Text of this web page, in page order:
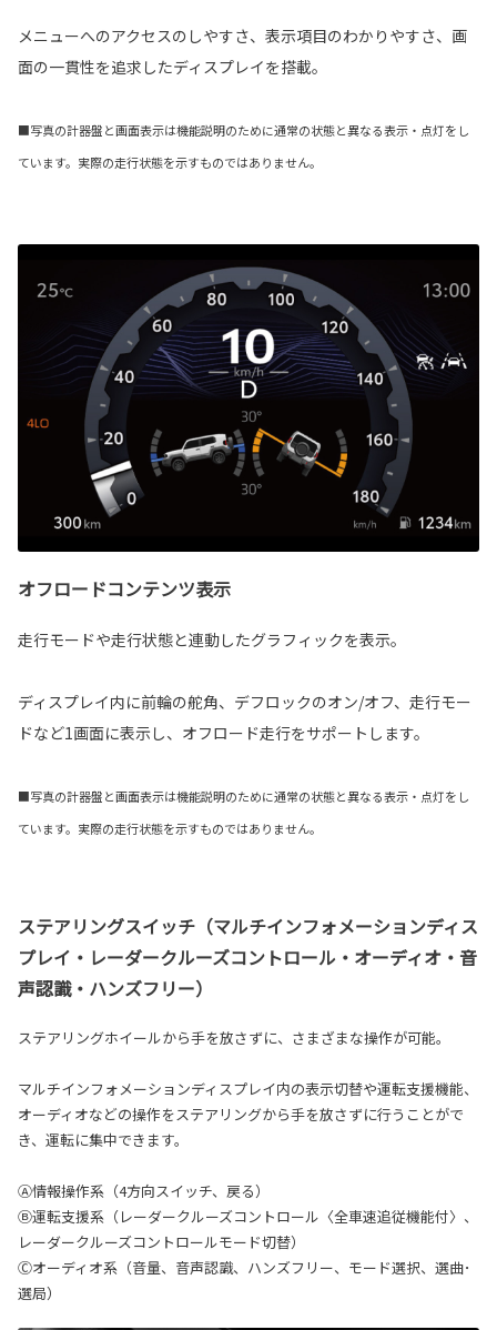
メニューへのアクセスのしやすさ、表示項目のわかりやすさ、画
面の一貫性を追求したディスプレイを搭載。
■写真の計器盤と画面表示は機能説明のために通常の状態と異なる表示・点灯をし
ています。実際の走行状態を示すものではありません。
オフロードコンテンツ表示
走行モードや走行状態と連動したグラフィックを表示。
ディスプレイ内に前輪の舵角、デフロックのオン/オフ、走行モー
ドなど1画面に表示し、オフロード走行をサポートします。
■写真の計器盤と画面表示は機能説明のために通常の状態と異なる表示・点灯をし
ています。実際の走行状態を示すものではありません。
ステアリングスイッチ（マルチインフォメーションディス
プレイ・レーダークルーズコントロール・オーディオ・音
声認識・ハンズフリー）
ステアリングホイールから手を放さずに、さまざまな操作が可能。
マルチインフォメーションディスプレイ内の表示切替や運転支援機能、
オーディオなどの操作をステアリングから手を放さずに行うことがで
き、運転に集中できます。
Ⓐ情報操作系（4方向スイッチ、戻る）
Ⓑ運転支援系（レーダークルーズコントロール〈全車速追従機能付〉、
レーダークルーズコントロールモード切替）
Ⓒオーディオ系（音量、音声認識、ハンズフリー、モード選択、選曲･
選局）